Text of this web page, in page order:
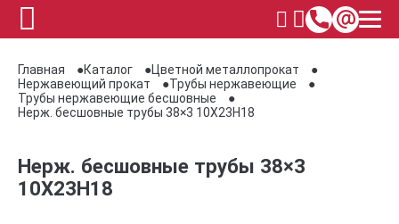
Главная Каталог
Цветной металлопрокат
Нержавеющий прокат
Трубы нержавеющие
Трубы нержавеющие бесшовные
Нерж. бесшовные трубы 38×3 10Х23Н18
Нерж. бесшовные трубы 38×3
10Х23Н18